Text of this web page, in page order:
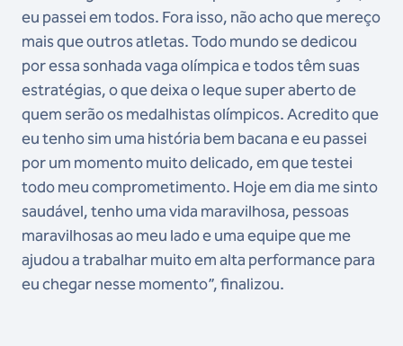
eu passei em todos. Fora isso, não acho que mereço
mais que outros atletas. Todo mundo se dedicou
por essa sonhada vaga olímpica e todos têm suas
estratégias, o que deixa o leque super aberto de
quem serão os medalhistas olímpicos. Acredito que
eu tenho sim uma história bem bacana e eu passei
por um momento muito delicado, em que testei
todo meu comprometimento. Hoje em dia me sinto
saudável, tenho uma vida maravilhosa, pessoas
maravilhosas ao meu lado e uma equipe que me
ajudou a trabalhar muito em alta performance para
eu chegar nesse momento”, finalizou.